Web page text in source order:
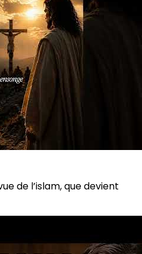
de l’islam, que devient